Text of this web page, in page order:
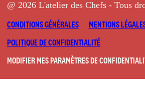
@ 2026 L'atelier des Chefs - Tous
CONDITIONS GÉNÉRALES
MENTIONS
POLITIQUE DE CONFIDENTIALITÉ
MODIFIER MES PARAMÈTRES DE